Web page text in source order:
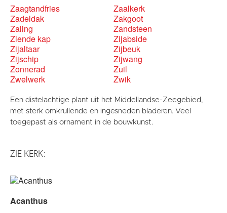
Zaagtandfries
Zaalkerk
Zadeldak
Zakgoot
Zaling
Zandsteen
Ziende kap
Zijabside
Zijaltaar
Zijbeuk
Zijschip
Zijwang
Zonnerad
Zuil
Zwelwerk
Zwik
Een distelachtige plant uit het Middellandse-Zeegebied,
met sterk omkrullende en ingesneden bladeren. Veel
toegepast als ornament in de bouwkunst.
ZIE KERK:
Acanthus